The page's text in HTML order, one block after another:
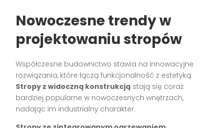
Nowoczesne trendy w
projektowaniu stropów
Współczesne budownictwo stawia na innowacyjne
rozwiązania, które łączą funkcjonalność z estetyką.
Stropy z widoczną konstrukcją stają się coraz
bardziej popularne w nowoczesnych wnętrzach,
nadając im industrialny charakter.